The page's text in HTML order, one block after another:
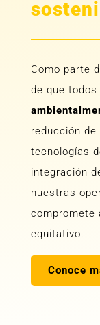
Como parte
de que
reducción de
tecnologías
integración
nuestras
compromete
equitativo.
Conoce